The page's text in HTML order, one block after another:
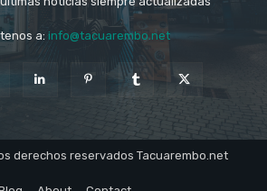
a: info@tacuarembo.net
derechos reservados Tacuarembo.net